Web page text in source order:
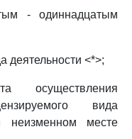
- одиннадцатым
деятельности <*>;
осуществления
вида
неизменном месте